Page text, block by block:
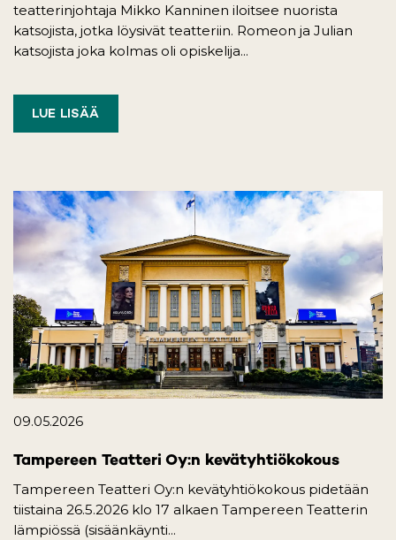
teatterinjohtaja Mikko Kanninen iloitsee nuorista
katsojista, jotka löysivät teatteriin. Romeon ja Julian
katsojista joka kolmas oli opiskelija...
LUE LISÄÄ
09.05.2026
Tampereen Teatteri Oy:n kevätyhtiökokous
Tampereen Teatteri Oy:n kevätyhtiökokous pidetään
tiistaina 26.5.2026 klo 17 alkaen Tampereen Teatterin
lämpiössä (sisäänkäynti...